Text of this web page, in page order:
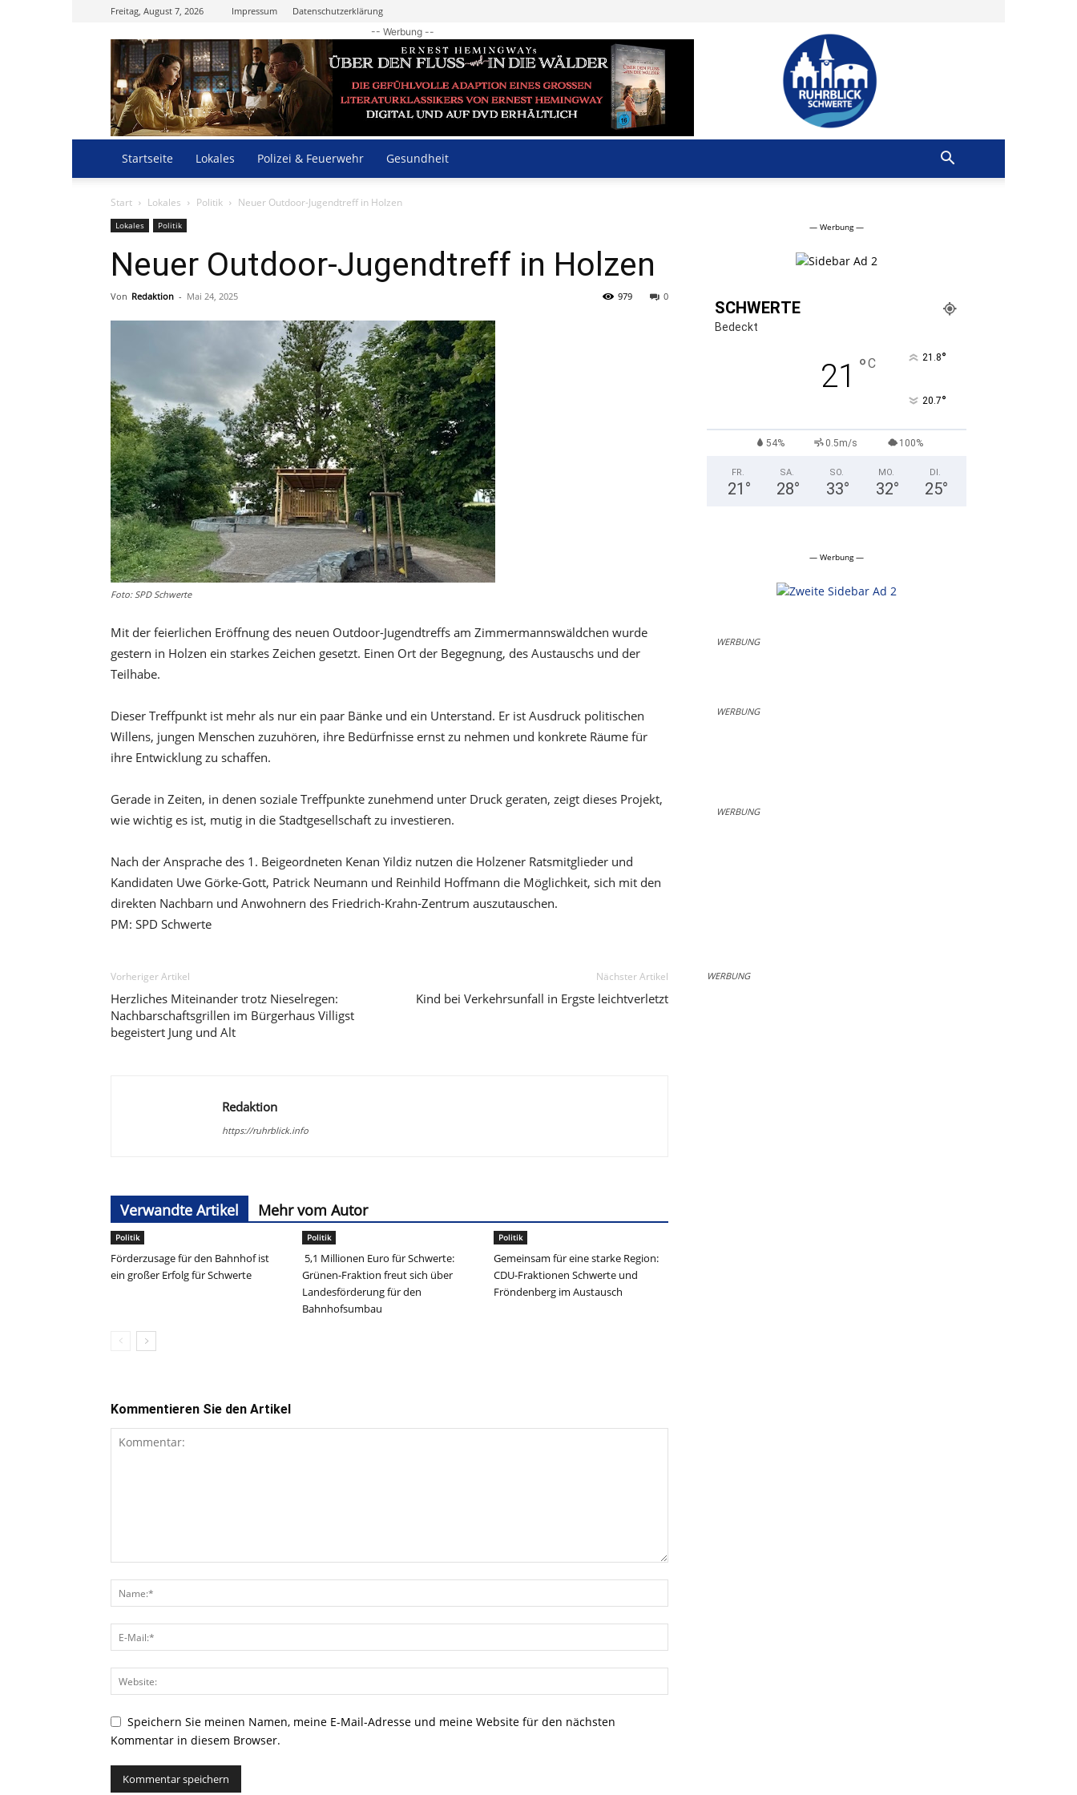
Freitag, August 7, 2026 Impressum Datenschutzerklärung
Ruhrblick
Schwerte
-- Werbung --
Startseite Lokales Polizei & Feuerwehr Gesundheit
Start Lokales Politik Neuer Outdoor-Jugendtreff in Holzen
Lokales Politik
Neuer Outdoor-Jugendtreff in Holzen
Von Redaktion - Mai 24, 2025 0
979
Foto: SPD Schwerte
Mit der feierlichen Eröffnung des neuen Outdoor-Jugendtreffs am Zimmermannswäldchen wurde
gestern in Holzen ein starkes Zeichen gesetzt. Einen Ort der Begegnung, des Austauschs und der
Teilhabe.
Dieser Treffpunkt ist mehr als nur ein paar Bänke und ein Unterstand. Er ist Ausdruck politischen
Willens, jungen Menschen zuzuhören, ihre Bedürfnisse ernst zu nehmen und konkrete Räume für
ihre Entwicklung zu schaffen.
Gerade in Zeiten, in denen soziale Treffpunkte zunehmend unter Druck geraten, zeigt dieses Projekt,
wie wichtig es ist, mutig in die Stadtgesellschaft zu investieren.
Nach der Ansprache des 1. Beigeordneten Kenan Yildiz nutzen die Holzener Ratsmitglieder und
Kandidaten Uwe Görke-Gott, Patrick Neumann und Reinhild Hoffmann die Möglichkeit, sich mit den
direkten Nachbarn und Anwohnern des Friedrich-Krahn-Zentrum auszutauschen.
PM: SPD Schwerte
Vorheriger Artikel
Herzliches Miteinander trotz Nieselregen:
Nachbarschaftsgrillen im Bürgerhaus Villigst
begeistert Jung und Alt
Nächster Artikel
Kind bei Verkehrsunfall in Ergste leichtverletzt
Redaktion
https://ruhrblick.info
Verwandte Artikel Mehr vom Autor
Politik
Förderzusage für den Bahnhof ist
ein großer Erfolg für Schwerte
Politik
5,1 Millionen Euro für Schwerte:
Grünen-Fraktion freut sich über
Landesförderung für den
Bahnhofsumbau
Politik
Gemeinsam für eine starke Region:
CDU-Fraktionen Schwerte und
Fröndenberg im Austausch
Kommentieren Sie den Artikel
Speichern Sie meinen Namen, meine E-Mail-Adresse und meine Website für den nächsten
Kommentar in diesem Browser.
— Werbung —
SCHWERTE
Bedeckt
21 °C 21.8°
20.7°
54% 0.5m/s 100%
FR.
21 °
SA.
28°
SO.
33°
MO.
32°
DI.
25°
— Werbung —
WERBUNG
WERBUNG
WERBUNG
WERBUNG